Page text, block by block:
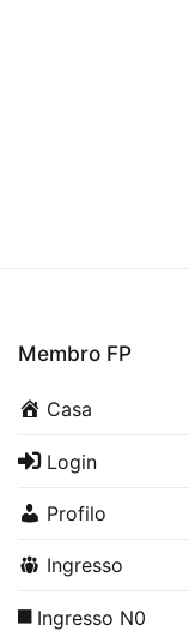
Membro FP
Casa
Login
Profilo
Ingresso
Ingresso N0